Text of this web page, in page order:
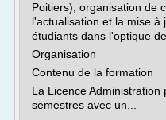
Poitiers), organisation de
l'actualisation et la mise à
étudiants dans l'optique
Organisation
Contenu de la formation
La Licence
semestres avec un...